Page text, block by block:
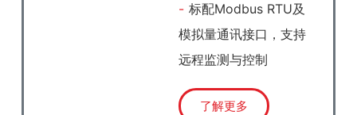
标配Modbus RTU及
模拟量通讯接口，支持
远程监测与控制
了解更多